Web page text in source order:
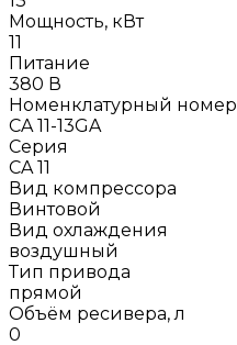
Мощность, кВт
11
Питание
380 В
Номенклатурный номер
CA 11-13GA
Серия
CA 11
Вид компрессора
Винтовой
Вид охлаждения
воздушный
Тип привода
прямой
Объём ресивера, л
0